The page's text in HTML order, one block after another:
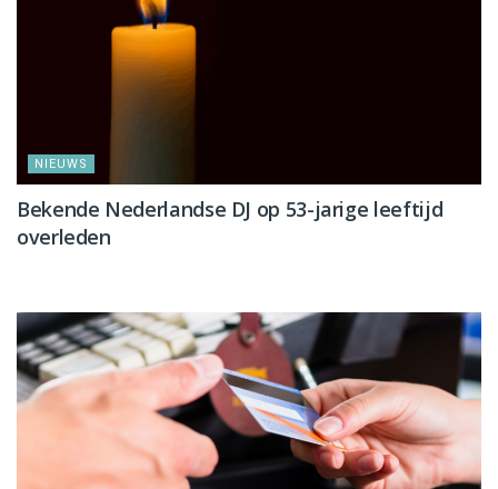
NIEUWS
Bekende Nederlandse DJ op 53-jarige leeftijd
overleden